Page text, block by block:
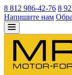
8 812 986-42-76 8
Напишите нам